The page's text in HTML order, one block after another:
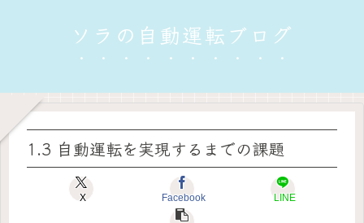
ソラの自動運転ブログ
1.3 自動運転を実現するまでの課題
X Facebook LINE